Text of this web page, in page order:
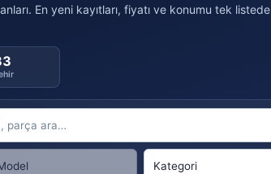
En yeni kayıtları, fiyatı ve konumu tek listede